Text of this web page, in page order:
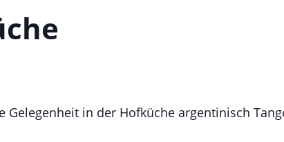
in der Hofküche argentinisch